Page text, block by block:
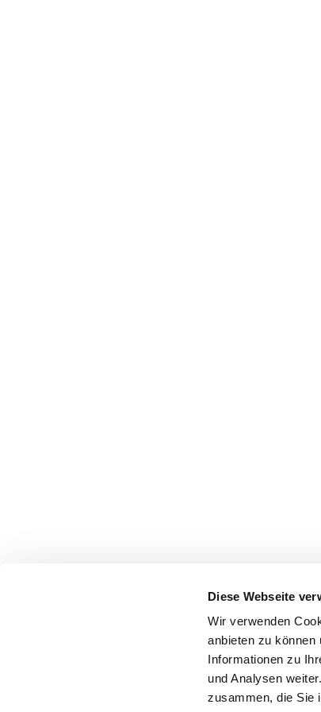
Diese Webseite
Wir verwenden
anbieten zu können
Informationen zu
und Analysen
zusammen, die Sie